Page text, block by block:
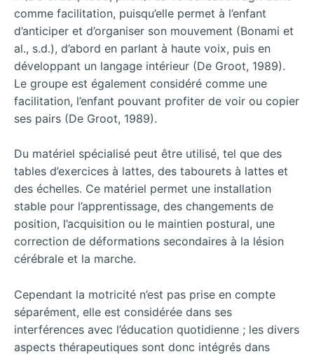
comme facilitation, puisqu’elle permet à l’enfant
d’anticiper et d’organiser son mouvement (Bonami et
al., s.d.), d’abord en parlant à haute voix, puis en
développant un langage intérieur (De Groot, 1989).
Le groupe est également considéré comme une
facilitation, l’enfant pouvant profiter de voir ou copier
ses pairs (De Groot, 1989).
Du matériel spécialisé peut être utilisé, tel que des
tables d’exercices à lattes, des tabourets à lattes et
des échelles. Ce matériel permet une installation
stable pour l’apprentissage, des changements de
position, l’acquisition ou le maintien postural, une
correction de déformations secondaires à la lésion
cérébrale et la marche.
Cependant la motricité n’est pas prise en compte
séparément, elle est considérée dans ses
interférences avec l’éducation quotidienne ; les divers
aspects thérapeutiques sont donc intégrés dans